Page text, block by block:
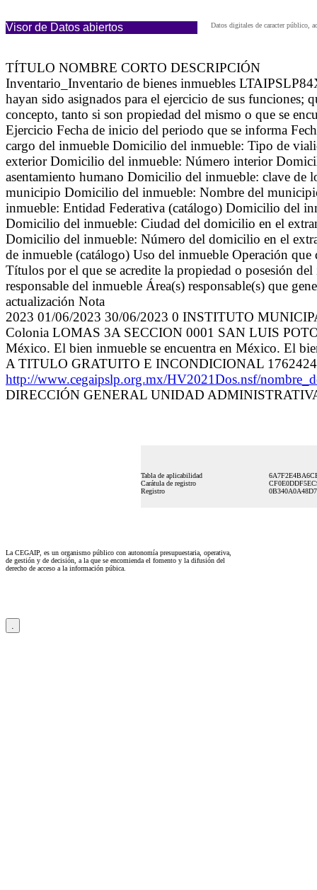
Visor de Datos abiertos Datos digitales de caracter público,
TÍTULO NOMBRE CORTO DESCRIPCIÓN
Inventario_Inventario de bienes inmuebles
hayan sido asignados para el ejercicio de sus
concepto, tanto si son propiedad del mismo o que se
Ejercicio Fecha de inicio del periodo que se informa
cargo del inmueble Domicilio del inmueble: Tipo de
exterior Domicilio del inmueble: Número interior
asentamiento humano Domicilio del inmueble: clave
municipio Domicilio del inmueble: Nombre del
inmueble: Entidad Federativa (catálogo) Domicilio del
Domicilio del inmueble: Ciudad del domicilio en el
Domicilio del inmueble: Número del domicilio en el
de inmueble (catálogo) Uso del inmueble Operación
Títulos por el que se acredite la propiedad o posesión
responsable del inmueble Área(s) responsable(s) que
actualización Nota
2023 01/06/2023 30/06/2023 0 INSTITUTO
Colonia LOMAS 3A SECCION 0001 SAN LUIS
México. El bien inmueble se encuentra en México. El
A TITULO GRATUITO E INCONDICIONAL
http://www.cegaipslp.org.mx/HV2021Dos.nsf/
DIRECCIÓN GENERAL UNIDAD
Tabla de aplicabilidad
Carátula de registro
Registro
La CEGAIP, es un organismo público con autonomía presupuestaria, operativa,
de gestión y de decisión, a la que se encomienda el fomento y la difusión del
derecho de acceso a la información púbica.